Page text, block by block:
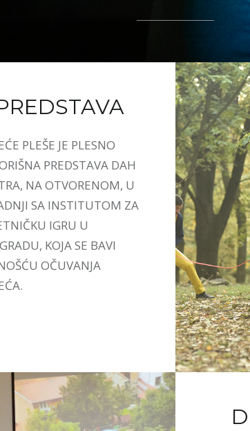
PLEŠE JE PLESNO
PREDSTAVA DAH
NA OTVORENOM, U
SA INSTITUTOM ZA
IGRU U
KOJA SE BAVI
OČUVANJA